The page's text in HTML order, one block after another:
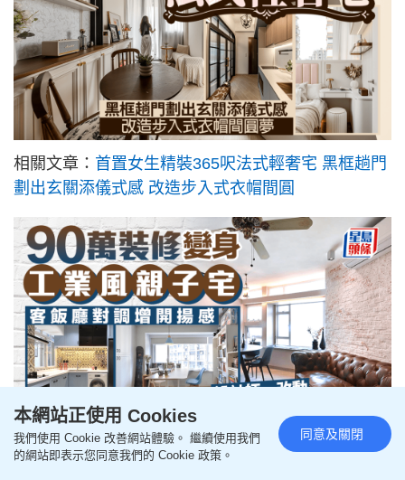
相關文章： 首置女生精裝365呎法式輕奢宅 黑框趟門
劃出玄關添儀式感 改造步入式衣帽間圓
相關文章：90萬裝修變身工業風親子宅 客飯廳對調
本網站正使用 Cookies
我們使用 Cookie 改善網站體驗。 繼續使用我們
的網站即表示您同意我們的 Cookie 政策。
同意及關閉